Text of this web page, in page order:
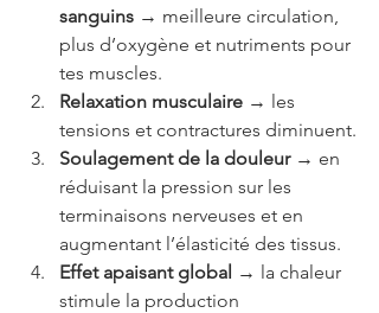
sanguins → meilleure circulation,
plus d’oxygène et nutriments pour
tes muscles.
Relaxation musculaire → les
tensions et contractures diminuent.
Soulagement de la douleur → en
réduisant la pression sur les
terminaisons nerveuses et en
augmentant l’élasticité des tissus.
Effet apaisant global → la chaleur
stimule la production